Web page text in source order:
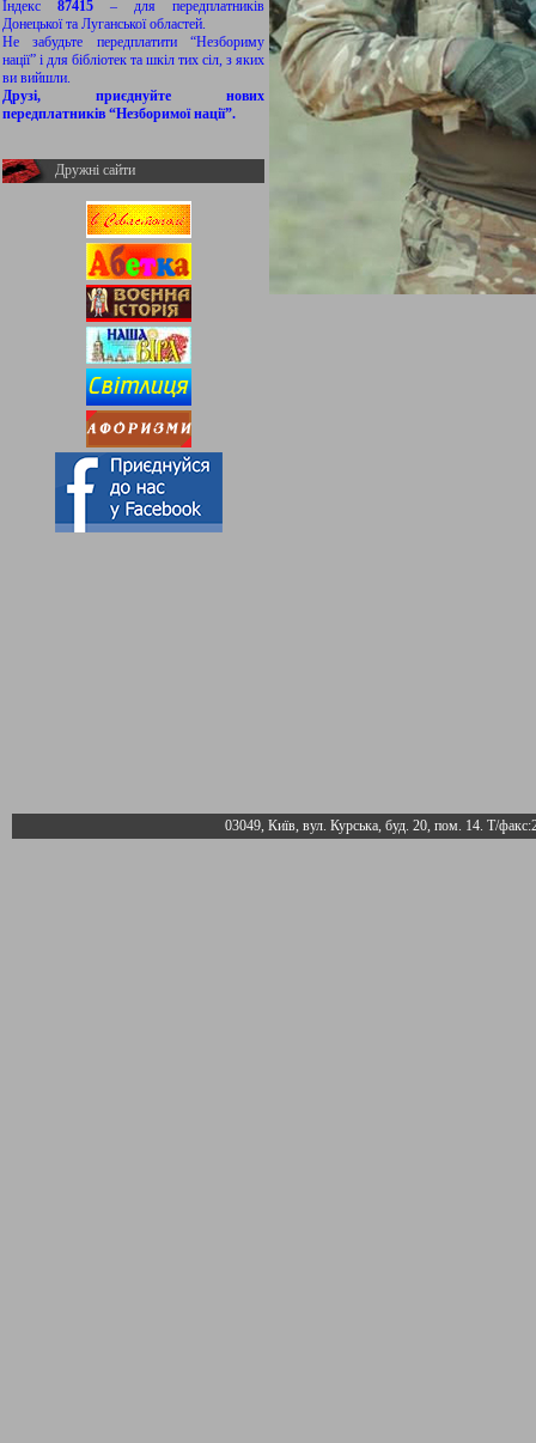
Індекс 87415 – для передплатників
Донецької та Луганської областей.
Не забудьте передплатити “Незбориму
нації” і для бібліотек та шкіл тих сіл, з яких
ви вийшли.
Друзі, приєднуйте нових
передплатників “Незборимої нації”.
Дружні сайти
03049, Київ, вул. Курська, буд. 20, пом. 14. Т/